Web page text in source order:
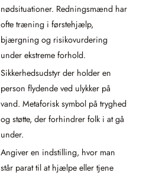
nødsituationer. Redningsmænd har
ofte træning i førstehjælp,
bjærgning og risikovurdering
under ekstreme forhold.
Sikkerhedsudstyr der holder en
person flydende ved ulykker på
vand. Metaforisk symbol på tryghed
og støtte, der forhindrer folk i at gå
under.
Angiver en indstilling, hvor man
står parat til at hjælpe eller tjene